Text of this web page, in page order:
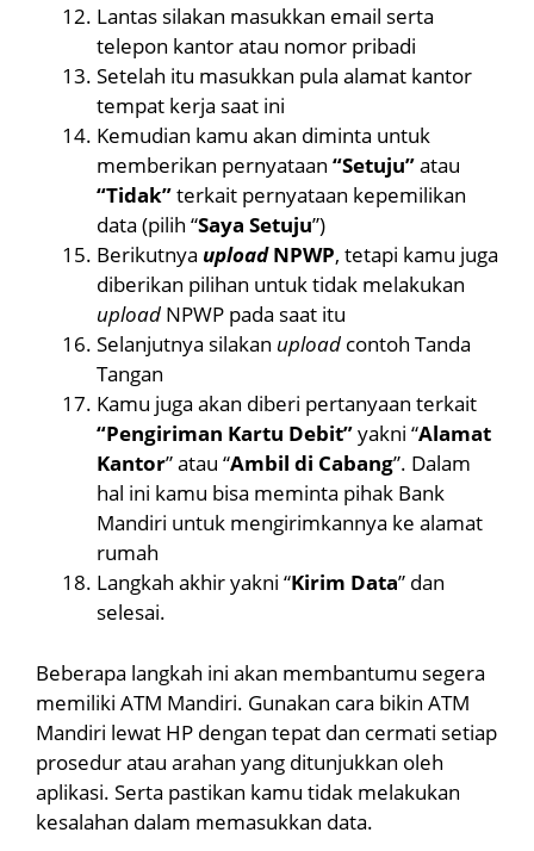
Lantas silakan masukkan email serta
telepon kantor atau nomor pribadi
Setelah itu masukkan pula alamat kantor
tempat kerja saat ini
Kemudian kamu akan diminta untuk
memberikan pernyataan “Setuju”atau
“Tidak”terkait pernyataan kepemilikan
data (pilih “Saya Setuju”)
Berikutnya uploadNPWP, tetapi kamu juga
diberikan pilihan untuk tidak melakukan
upload NPWP pada saat itu
Selanjutnya silakan upload contoh Tanda
Tangan
Kamu juga akan diberi pertanyaan terkait
“Pengiriman Kartu Debit”yakni “Alamat
Kantor” atau “Ambil di Cabang”. Dalam
hal ini kamu bisa meminta pihak Bank
Mandiri untuk mengirimkannya ke alamat
rumah
Langkah akhir yakni “Kirim Data” dan
selesai.
Beberapa langkah ini akan membantumu segera
memiliki ATM Mandiri. Gunakan cara bikin ATM
Mandiri lewat HP dengan tepat dan cermati setiap
prosedur atau arahan yang ditunjukkan oleh
aplikasi. Serta pastikan kamu tidak melakukan
kesalahan dalam memasukkan data.